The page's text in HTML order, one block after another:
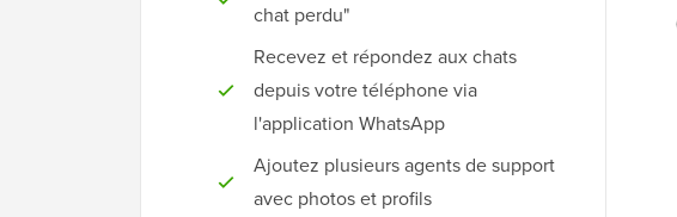
chat perdu"
Recevez et répondez aux chats
depuis votre téléphone via
l'application WhatsApp
Ajoutez plusieurs agents de support
avec photos et profils